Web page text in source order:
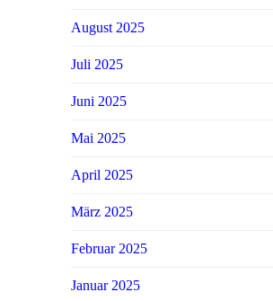
August 2025
Juli 2025
Juni 2025
Mai 2025
April 2025
März 2025
Februar 2025
Januar 2025